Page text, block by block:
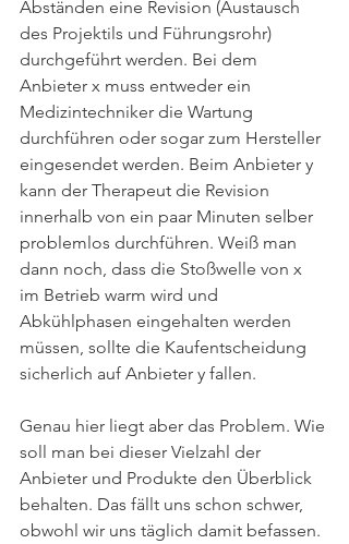
Abständen eine Revision (Austausch
des Projektils und Führungsrohr)
durchgeführt werden. Bei dem
Anbieter x muss entweder ein
Medizintechniker die Wartung
durchführen oder sogar zum Hersteller
eingesendet werden. Beim Anbieter y
kann der Therapeut die Revision
innerhalb von ein paar Minuten selber
problemlos durchführen. Weiß man
dann noch, dass die Stoßwelle von x
im Betrieb warm wird und
Abkühlphasen eingehalten werden
müssen, sollte die Kaufentscheidung
sicherlich auf Anbieter y fallen.
Genau hier liegt aber das Problem. Wie
soll man bei dieser Vielzahl der
Anbieter und Produkte den Überblick
behalten. Das fällt uns schon schwer,
obwohl wir uns täglich damit befassen.